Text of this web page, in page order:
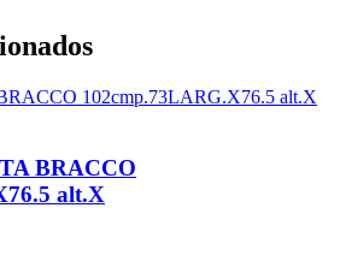
BRACCO
alt.X